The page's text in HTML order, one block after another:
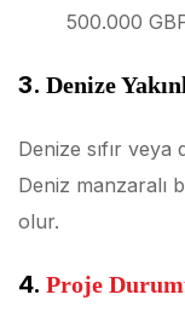
500.000
3. Denize
Denize sıfır
Deniz manzaralı
olur.
4. Proje